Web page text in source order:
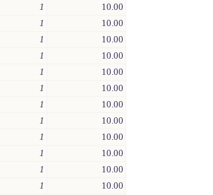
1
10.00
1
10.00
1
10.00
1
10.00
1
10.00
1
10.00
1
10.00
1
10.00
1
10.00
1
10.00
1
10.00
1
10.00